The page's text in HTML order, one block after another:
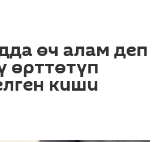
өч алам деп
өрттөтүп
киши